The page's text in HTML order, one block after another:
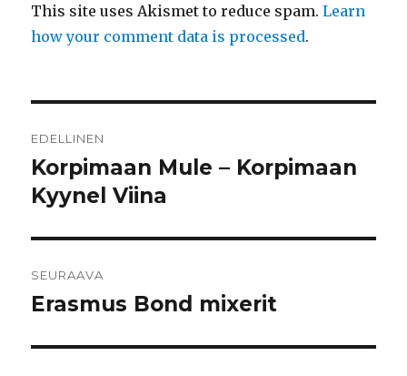
This site uses Akismet to reduce spam.Learn
how your comment data is processed.
selaus
EDELLINEN
Edellinen
artikkeli:
Korpimaan Mule – Korpimaan
Kyynel Viina
SEURAAVA
Seuraava
Erasmus Bond mixerit